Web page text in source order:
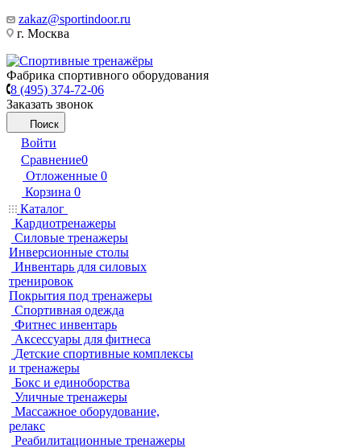
zakaz@sportindoor.ru
г. Москва
Фабрика спортивного оборудования
8 (495) 374-72-06
Заказать звонок
Поиск
Войти
Сравнение0
Отложенные 0
Корзина 0
Каталог
Кардиотренажеры
Силовые тренажеры
Инверсионные столы
Инвентарь для силовых
тренировок
Покрытия под тренажеры
Спортивная одежда
Фитнес инвентарь
Аксессуары для фитнеса
Детские спортивные комплексы
и тренажеры
Бокс и единоборства
Уличные тренажеры
Массажное оборудование,
релакс
Реабилитационные тренажеры